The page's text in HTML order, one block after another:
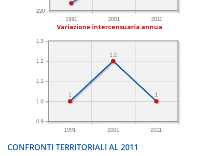
1991 2001 2011
220
Variazione intercensuaria annua
1991 2001 2011
0.9
1.0
1.1
1.2
1.3
1
1.2
1
CONFRONTI TERRITORIALI AL 2011